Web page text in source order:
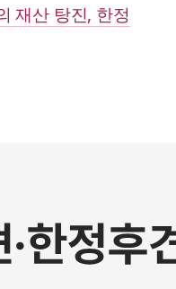
재산 탕진, 한정